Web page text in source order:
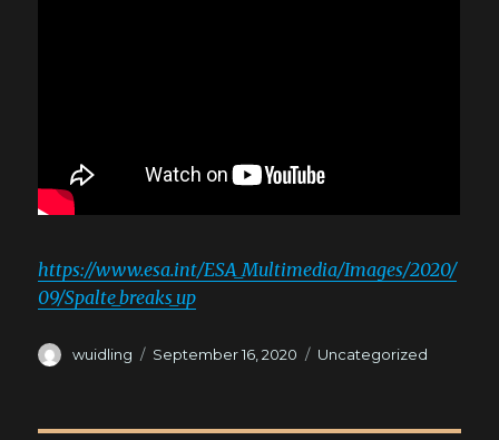
https://www.esa.int/ESA_Multimedia/Images/2020/
09/Spalte_breaks_up
Autor
wuidling
Veröffentlicht
September 16, 2020 Kategorien
Uncategorized